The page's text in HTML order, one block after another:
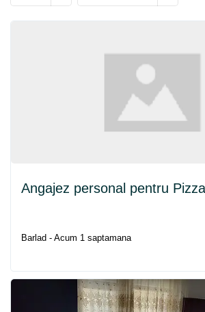
Angajez personal pentru
Barlad - Acum 1 saptamana